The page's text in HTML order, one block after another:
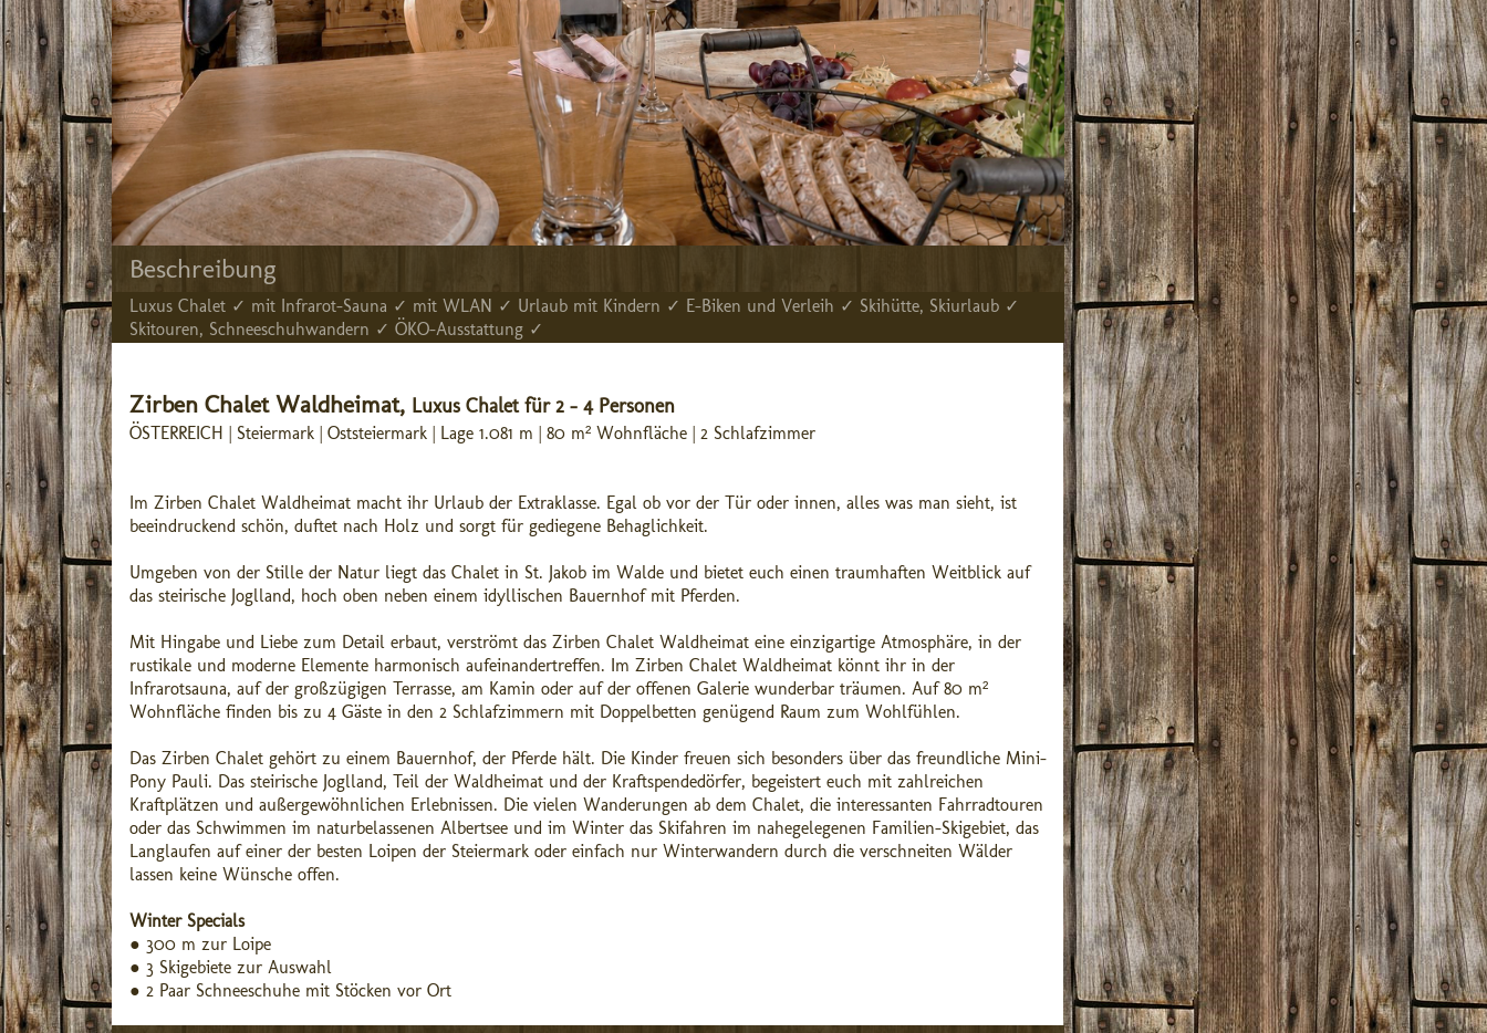
Beschreibung
Luxus Chalet ✓ mit Infrarot-Sauna ✓ mit WLAN ✓ Urlaub mit Kindern ✓ E-Biken und Verleih ✓ Skihütte, Skiurlaub ✓
Skitouren, Schneeschuhwandern ✓ ÖKO-Ausstattung ✓
Zirben Chalet Waldheimat, Luxus Chalet für 2 - 4 Personen
ÖSTERREICH | Steiermark | Oststeiermark | Lage 1.081 m | 80 m² Wohnfläche | 2 Schlafzimmer
Im Zirben Chalet Waldheimat macht ihr Urlaub der Extraklasse. Egal ob vor der Tür oder innen, alles was man sieht, ist
beeindruckend schön, duftet nach Holz und sorgt für gediegene Behaglichkeit.
Umgeben von der Stille der Natur liegt das Chalet in St. Jakob im Walde und bietet euch einen traumhaften Weitblick auf
das steirische Joglland, hoch oben neben einem idyllischen Bauernhof mit Pferden.
Mit Hingabe und Liebe zum Detail erbaut, verströmt das Zirben Chalet Waldheimat eine einzigartige Atmosphäre, in der
rustikale und moderne Elemente harmonisch aufeinandertreffen. Im Zirben Chalet Waldheimat könnt ihr in der
Infrarotsauna, auf der großzügigen Terrasse, am Kamin oder auf der offenen Galerie wunderbar träumen. Auf 80 m²
Wohnfläche finden bis zu 4 Gäste in den 2 Schlafzimmern mit Doppelbetten genügend Raum zum Wohlfühlen.
Das Zirben Chalet gehört zu einem Bauernhof, der Pferde hält. Die Kinder freuen sich besonders über das freundliche Mini-
Pony Pauli. Das steirische Joglland, Teil der Waldheimat und der Kraftspendedörfer, begeistert euch mit zahlreichen
Kraftplätzen und außergewöhnlichen Erlebnissen. Die vielen Wanderungen ab dem Chalet, die interessanten Fahrradtouren
oder das Schwimmen im naturbelassenen Albertsee und im Winter das Skifahren im nahegelegenen Familien-Skigebiet, das
Langlaufen auf einer der besten Loipen der Steiermark oder einfach nur Winterwandern durch die verschneiten Wälder
lassen keine Wünsche offen.
Winter Specials
● 300 m zur Loipe
● 3 Skigebiete zur Auswahl
● 2 Paar Schneeschuhe mit Stöcken vor Ort